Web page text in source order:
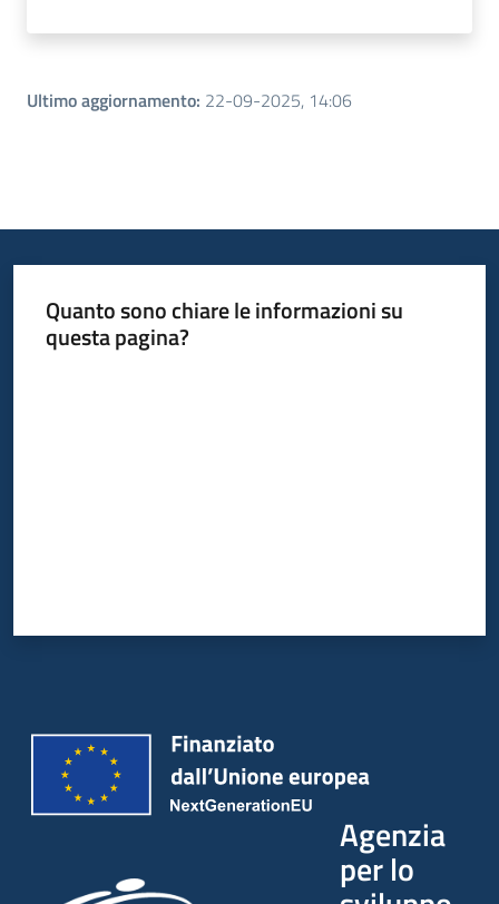
Ultimo aggiornamento: 22-09-2025, 14:06
Quanto sono chiare le informazioni su
questa pagina?
Agenzia
per lo